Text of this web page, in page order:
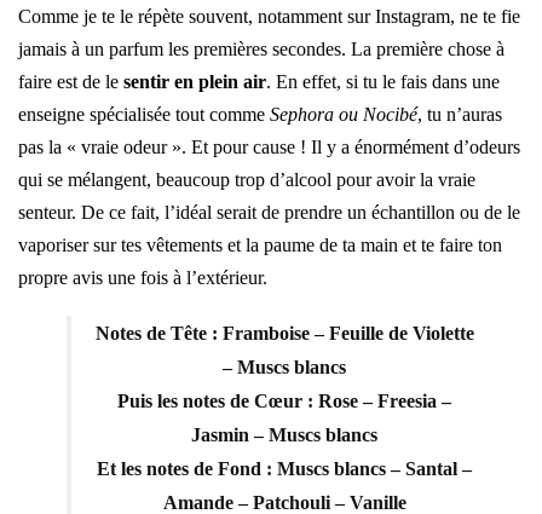
Comme je te le répète souvent, notamment sur Instagram, ne te fie
jamais à un parfum les premières secondes. La première chose à
faire est de le sentir en plein air. En effet, si tu le fais dans une
enseigne spécialisée tout comme Sephora ou Nocibé, tu n’auras
pas la « vraie odeur ». Et pour cause ! Il y a énormément d’odeurs
qui se mélangent, beaucoup trop d’alcool pour avoir la vraie
senteur. De ce fait, l’idéal serait de prendre un échantillon ou de le
vaporiser sur tes vêtements et la paume de ta main et te faire ton
propre avis une fois à l’extérieur.
Notes de Tête: Framboise – Feuille de Violette
– Muscs blancs
Puis les notes de Cœur : Rose – Freesia –
Jasmin – Muscs blancs
Et les notes de Fond : Muscs blancs – Santal –
Amande – Patchouli – Vanille